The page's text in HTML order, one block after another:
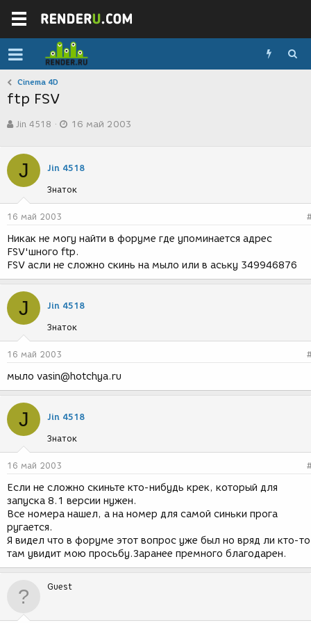
Cinema 4D
ftp FSV
в
о
т
е
м
ы
Jin 4518
а
с
з
д
и
я
16 май 2003
J Jin 4518
Знаток
16 май 2003
Никак не могу найти в форуме где упоминается адрес
FSV'шного ftp.
FSV асли не сложно скинь на мыло или в аську 349946876
J Jin 4518
Знаток
16 май 2003
мыло vasin@hotchya.ru
J Jin 4518
Знаток
16 май 2003
Если не сложно скиньте кто-нибудь крек, который для
запуска 8.1 версии нужен.
Все номера нашел, а на номер для самой синьки прога
ругается.
Я видел что в форуме этот вопрос уже был но вряд ли кто-то
там увидит мою просьбу.Заранее премного благодарен.
Guest